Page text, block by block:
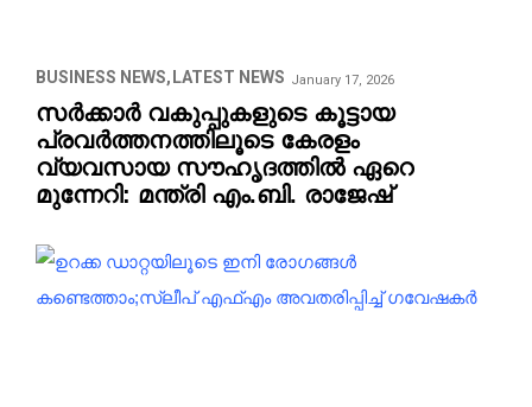
BUSINESS NEWS LATEST NEWS January 17, 2026
സർക്കാർ വകുപ്പുകളുടെ കൂട്ടായ
പ്രവർത്തനത്തിലൂടെ കേരളം
വ്യവസായ സൗഹൃദത്തിൽ ഏറെ
മുന്നേറി: മന്ത്രി എം.ബി. രാജേഷ്